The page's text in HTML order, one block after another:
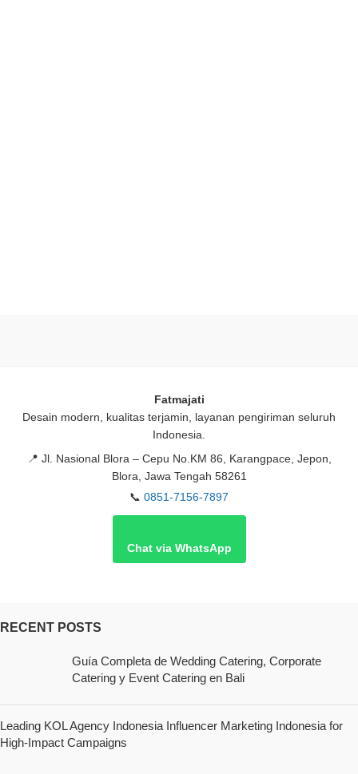
Fatmajati
Desain modern, kualitas terjamin, layanan pengiriman seluruh
Indonesia.
📍 Jl. Nasional Blora – Cepu No.KM 86, Karangpace, Jepon,
Blora, Jawa Tengah 58261
📞 0851-7156-7897
Chat via WhatsApp
RECENT POSTS
Guía Completa de Wedding Catering, Corporate
Catering y Event Catering en Bali
Leading KOL Agency Indonesia Influencer Marketing Indonesia for
High-Impact Campaigns